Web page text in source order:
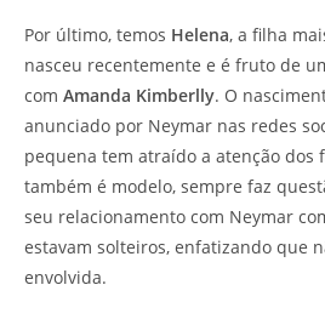
Por último, temos Helena, a filha
nasceu recentemente e é fruto de
com Amanda Kimberlly. O
anunciado por Neymar nas redes
pequena tem atraído a atenção dos
também é modelo, sempre faz
seu relacionamento com Neymar
estavam solteiros, enfatizando que
envolvida.